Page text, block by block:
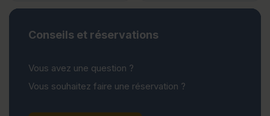
Conseils et réservations
Vous avez une question ?
Vous souhaitez faire une réservation ?